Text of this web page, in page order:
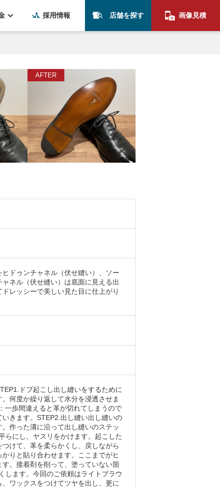
採用情報 店舗を探す 画像見積
ドゥンチャネル（伏せ縫い）、ソー
ネル（伏せ縫い）は底面に見える出
レッシーで美しい見た目に仕上がり
ドブ起こし出し縫いをするために
何度か繰り返して水分を浸透させま
一歩間違えると革が切れてしまうので
きます。STEP2.出し縫い出し縫いの
作った溝に沿って出し縫いのステッ
らにし、ヤスリをかけます。起こした
けて、革を柔らかくし、戻しながら
りと貼り合わせます。ここまでがヒ
。接着剤を削って、塗っていない箇
します。今回のご依頼はライトブラウ
ワックスをつけてツヤを出し、更に